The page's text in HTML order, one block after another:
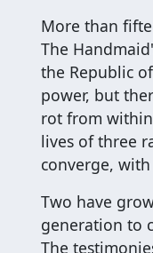
More than
The
the Republic
power, but
rot from
lives of three
converge,
Two have
generation to
The